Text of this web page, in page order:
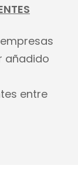
añadido
entre